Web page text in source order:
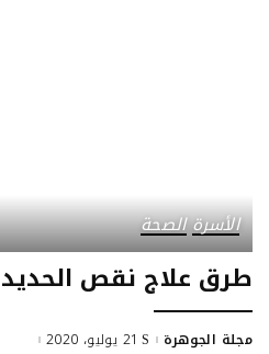
الأسرةالصحة
طرق علاج نقص
مجلة الجوهرة 21 يوليو، 2020